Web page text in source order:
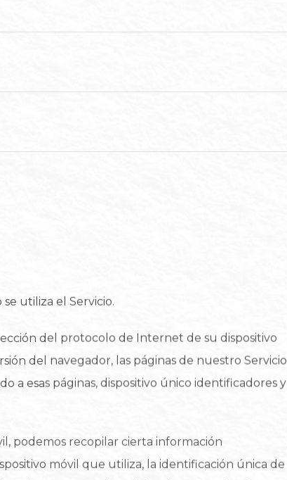
utiliza el Servicio.
del protocolo de Internet de su dispositivo
del navegador, las páginas de nuestro Servicio
a esas páginas, dispositivo único identificadores y
podemos recopilar cierta información
móvil que utiliza, la identificación única de